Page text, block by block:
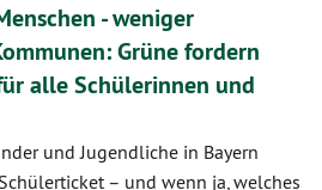
- weniger
Grüne fordern
alle Schülerinnen und
und Jugendliche in Bayern
– und wenn ja, welches